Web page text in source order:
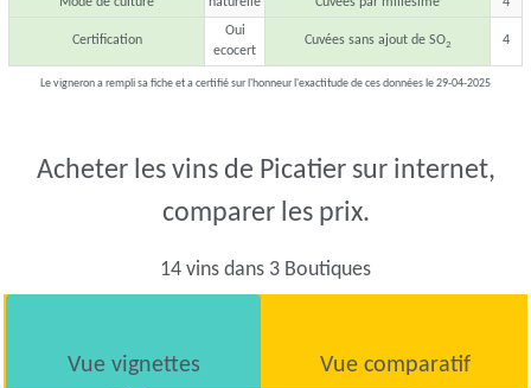
Mode de culture naturelle Cuvées par millésime 4
Certification
Oui
ecocert
Cuvées sans ajout de SO2 4
Le vigneron a rempli sa fiche et a certifié sur l'honneur l'exactitude de ces données le 29-04-2025
Acheter les vins de Picatier sur internet,
comparer les prix.
14 vins dans 3 Boutiques
Vue vignettes Vue comparatif